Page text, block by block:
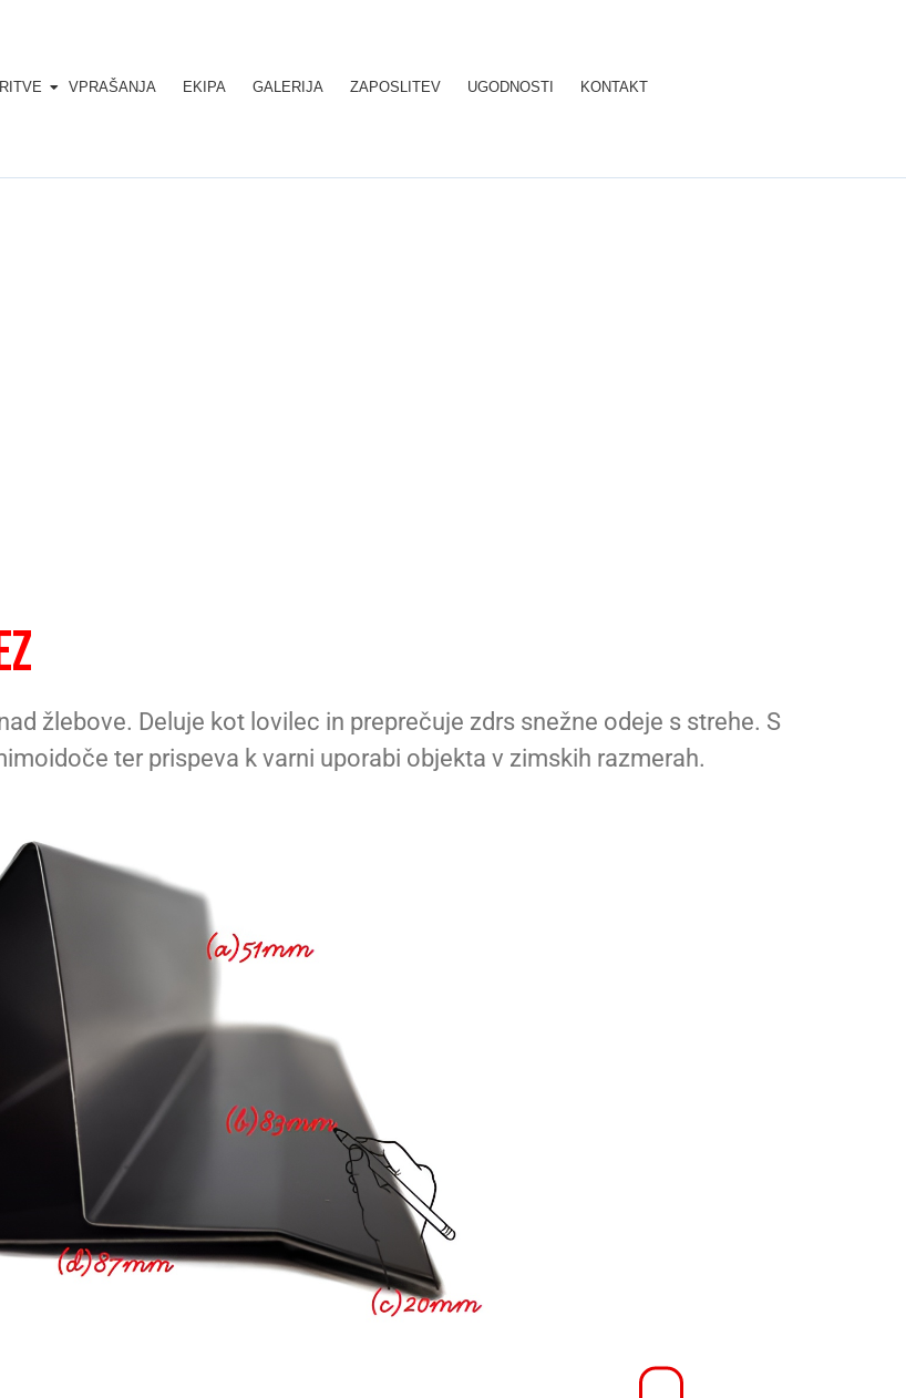
VPRAŠANJA EKIPA GALERIJA ZAPOSLITEV UGODNOSTI KONTAKT
žlebove. Deluje kot lovilec in preprečuje zdrs snežne odeje s strehe. S
ter prispeva k varni uporabi objekta v zimskih razmerah.